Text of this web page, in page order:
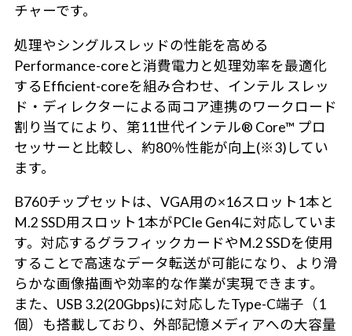
チャーです。
処理やシングルスレッドの性能を高める
Performance-coreと消費電力と処理効率を最適化
するEfficient-coreを組み合わせ、インテル スレッ
ド・ディレクターによる両コア連携のワークロード
割り当てにより、第11世代インテル® Core™ プロ
セッサーと比較し、約80％性能が向上(※3)してい
ます。
B760チップセットは、VGA用の×16スロット1本と
M.2 SSD用スロット1本がPCIe Gen4に対応していま
す。対応するグラフィックカードやM.2 SSDを使用
することで高速なデータ転送が可能になり、より滑
らかな画像描画や効率的な作業が実現できます。
また、USB 3.2(20Gbps)に対応したType-C端子（1
個）も搭載しており、外部記憶メディアへの大容量